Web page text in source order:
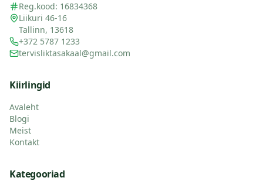
Reg.kood: 16834368
Liikuri 46-16
Tallinn, 13618
+372 5787 1233
tervisliktasakaal@gmail.com
Kiirlingid
Avaleht
Blogi
Meist
Kontakt
Kategooriad